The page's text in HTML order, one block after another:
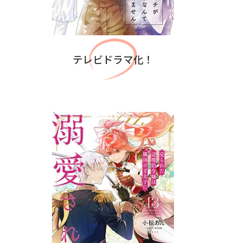
テレビドラマ化！